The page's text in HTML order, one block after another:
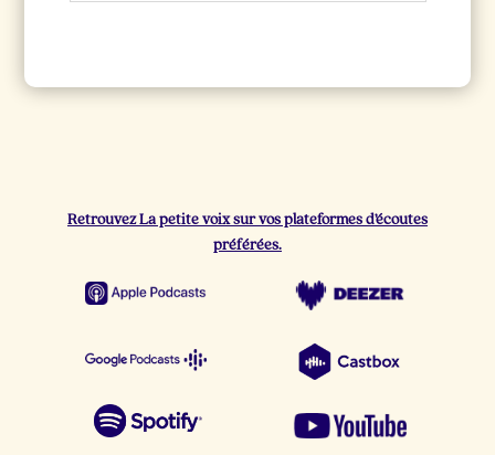
Retrouvez La petite voix sur vos plateformes d’écoutes
préférées.